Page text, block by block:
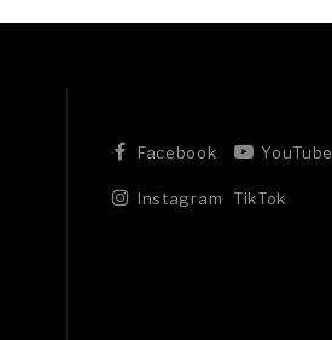
Facebook YouTube
Instagram TikTok